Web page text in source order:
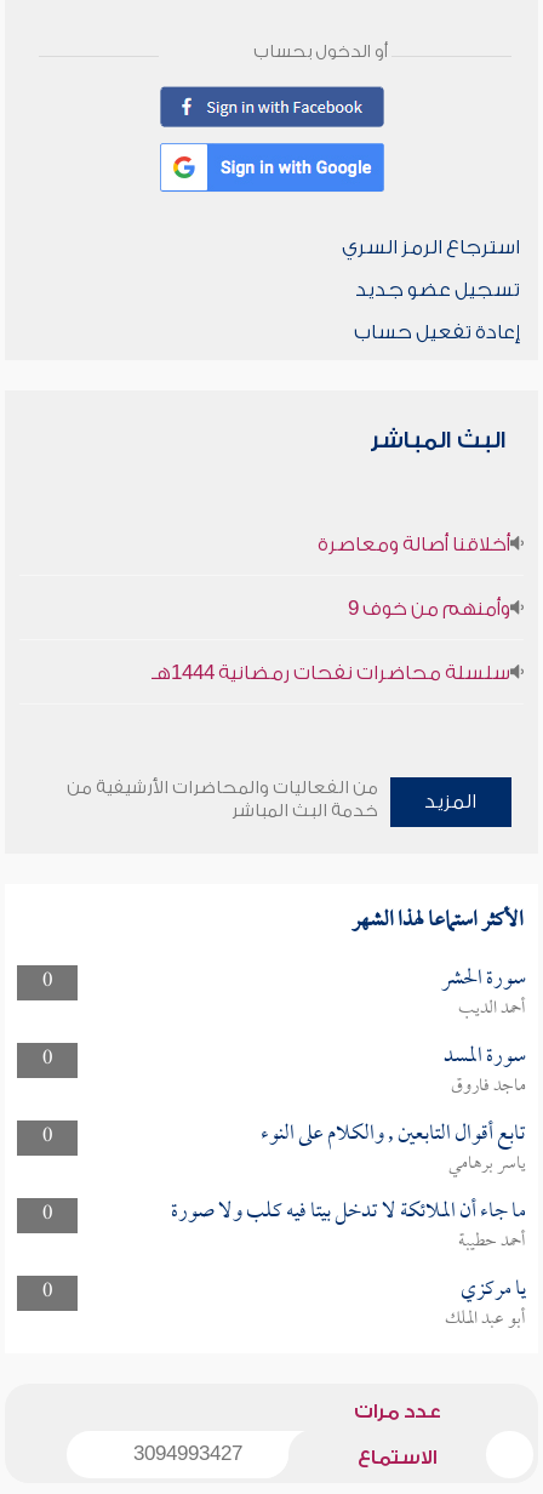
أو الدخول بحساب
استرجاع الرمز السري
تسجيل عضو جديد
إعادة تفعيل حساب
البث المباشر
أخلاقنا أصالة ومعاصرة
وأمنهم من خوف 9
سلسلة محاضرات نفحات رمضانية 1444هـ
المزيد
من الفعاليات والمحاضرات الأرشيفية من
خدمة البث المباشر
الأكثر استماعا لهذا الشهر
0 سورة الحشر
أحمد الديب
0
سورة المسد
ماجد فاروق
0
تابع أقوال التابعين , والكلام على النوء
ياسر برهامي
0
ما جاء أن الملائكة لا تدخل بيتا فيه كلب ولا صورة
أحمد حطيبة
0
يا مركزي
أبو عبد الملك
عدد مرات
الاستماع 3094993427